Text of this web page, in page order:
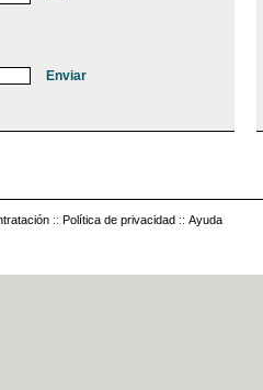
:: Política de privacidad :: Ayuda